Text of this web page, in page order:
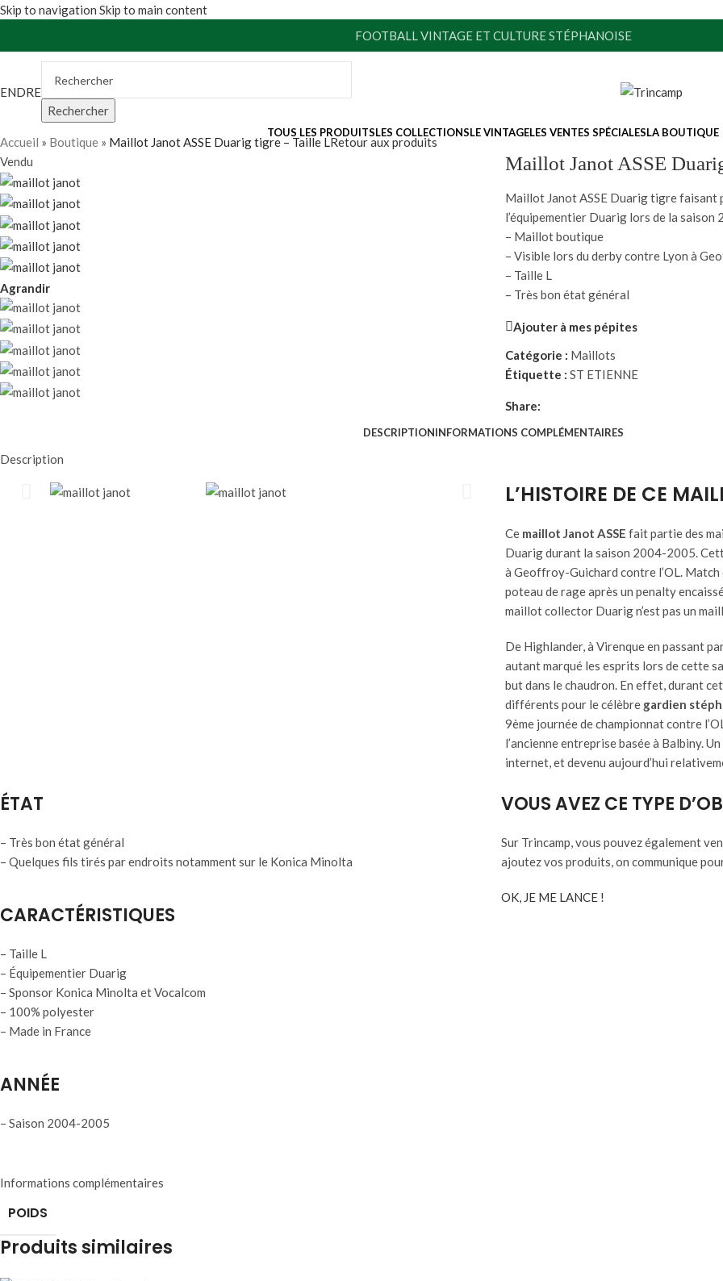
Skip to navigation Skip to main content
FOOTBALL VINTAGE ET CULTURE STÉPHANOISE
Rechercher
TOUS LES PRODUITSLES COLLECTIONSLE VINTAGELES VENTES SPÉCIALESLA BOUTIQUE
Accueil » Boutique » Maillot Janot ASSE Duarig tigre – Taille LRetour aux produits
Vendu
Agrandir
Maillot Janot ASSE
Maillot Janot ASSE Duarig tigre
l’équipementier Duarig lors de la saison
– Maillot boutique
– Visible lors du derby contre Lyon à
– Taille L
– Très bon état général
Ajouter à mes pépites
Catégorie : Maillots
Étiquette : ST ETIENNE
Share:
DESCRIPTIONINFORMATIONS COMPLÉMENTAIRES
Description
L’HISTOIRE DE CE
Ce maillot Janot ASSE fait partie des
Duarig durant la saison 2004-2005.
à Geoffroy-Guichard contre l’OL.
poteau de rage après un penalty
maillot collector Duarig n’est pas un
De Highlander, à Virenque en passant
autant marqué les esprits lors de cette
but dans le chaudron. En effet, durant
différents pour le célèbre gardien
9ème journée de championnat contre
l’ancienne entreprise basée à Balbiny.
internet, et devenu aujourd’hui
ÉTAT
– Très bon état général
– Quelques fils tirés par endroits notamment sur le Konica Minolta
CARACTÉRISTIQUES
– Taille L
– Équipementier Duarig
– Sponsor Konica Minolta et Vocalcom
– 100% polyester
– Made in France
ANNÉE
– Saison 2004-2005
VOUS AVEZ CE TYPE
Sur Trincamp, vous pouvez également
ajoutez vos produits, on communique
OK, JE ME LANCE !
Informations complémentaires
POIDS
Produits similaires